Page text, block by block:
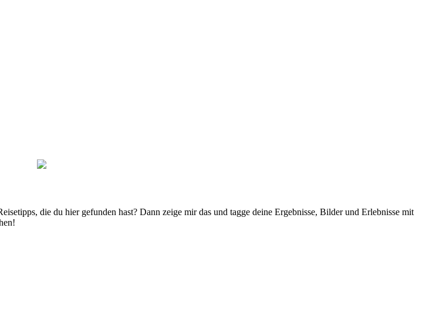
die du hier gefunden hast? Dann zeige mir das und tagge deine Ergebnisse, Bilder und Erlebnisse mit